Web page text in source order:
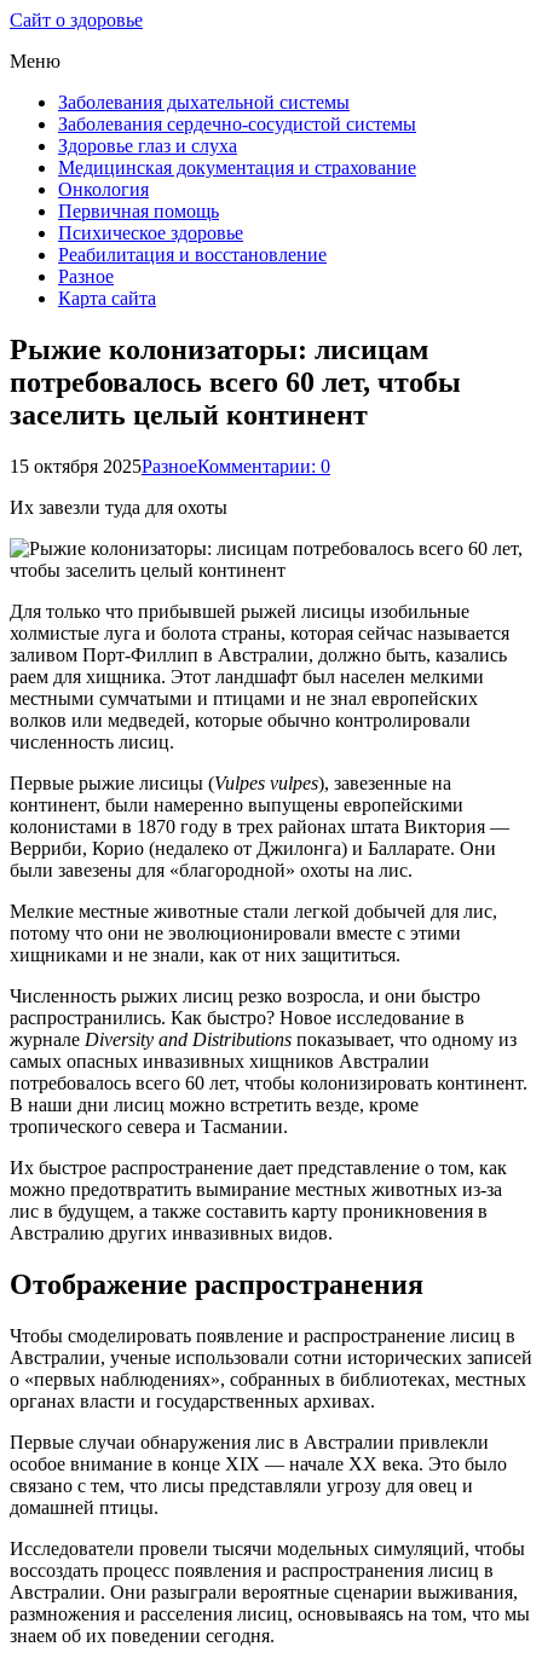
Сайт о здоровье
Меню
Заболевания дыхательной системы
Заболевания сердечно-сосудистой системы
Здоровье глаз и слуха
Медицинская документация и страхование
Онкология
Первичная помощь
Психическое здоровье
Реабилитация и восстановление
Разное
Карта сайта
Рыжие колонизаторы: лисицам
потребовалось всего 60 лет, чтобы
заселить целый континент
15 октября 2025РазноеКомментарии: 0
Их завезли туда для охоты
Для только что прибывшей рыжей лисицы изобильные
холмистые луга и болота страны, которая сейчас называется
заливом Порт-Филлип в Австралии, должно быть, казались
раем для хищника. Этот ландшафт был населен мелкими
местными сумчатыми и птицами и не знал европейских
волков или медведей, которые обычно контролировали
численность лисиц.
Первые рыжие лисицы (Vulpes vulpes), завезенные на
континент, были намеренно выпущены европейскими
колонистами в 1870 году в трех районах штата Виктория —
Верриби, Корио (недалеко от Джилонга) и Балларате. Они
были завезены для «благородной» охоты на лис.
Мелкие местные животные стали легкой добычей для лис,
потому что они не эволюционировали вместе с этими
хищниками и не знали, как от них защититься.
Численность рыжих лисиц резко возросла, и они быстро
распространились. Как быстро? Новое исследование в
журнале Diversity and Distributions показывает, что одному из
самых опасных инвазивных хищников Австралии
потребовалось всего 60 лет, чтобы колонизировать континент.
В наши дни лисиц можно встретить везде, кроме
тропического севера и Тасмании.
Их быстрое распространение дает представление о том, как
можно предотвратить вымирание местных животных из-за
лис в будущем, а также составить карту проникновения в
Австралию других инвазивных видов.
Отображение распространения
Чтобы смоделировать появление и распространение лисиц в
Австралии, ученые использовали сотни исторических записей
о «первых наблюдениях», собранных в библиотеках, местных
органах власти и государственных архивах.
Первые случаи обнаружения лис в Австралии привлекли
особое внимание в конце XIX — начале XX века. Это было
связано с тем, что лисы представляли угрозу для овец и
домашней птицы.
Исследователи провели тысячи модельных симуляций, чтобы
воссоздать процесс появления и распространения лисиц в
Австралии. Они разыграли вероятные сценарии выживания,
размножения и расселения лисиц, основываясь на том, что мы
знаем об их поведении сегодня.